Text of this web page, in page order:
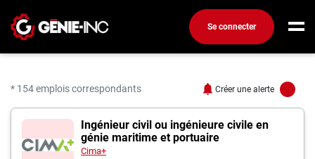
Se connecter
Créez un compte
Emplois
Recherchez un emploi
* 154 emplois correspondants Créer une alerte
154 offres pour
Ingénieur civil ou ingénieure civile en
génie maritime et portuaire
Cima+